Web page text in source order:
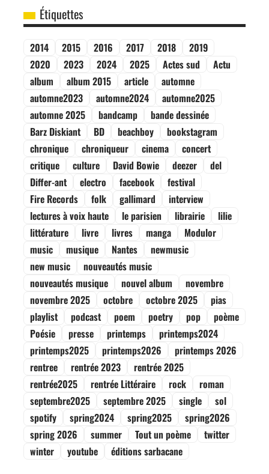
Étiquettes
2014 2015 2016 2017 2018
2019
2020
2023 2024 2025 Actes sud
Actu
album
album 2015 article
automne
automne2023
automne2024
automne2025
automne 2025
bandcamp
bande dessinée
Barz Diskiant
BD beachboy
bookstagram
chronique
chroniqueur cinema
concert
critique
culture David Bowie deezer
del
Differ-ant
electro facebook
festival
Fire Records
folk gallimard
interview
lectures à voix haute
le parisien librairie
lilie
littérature
livre livres manga
Modulor
music
musique Nantes
newmusic
new music
nouveautés music
nouveautés musique
nouvel album
novembre
novembre 2025
octobre octobre 2025
pias
playlist
podcast poem poetry pop
poème
Poésie
presse printemps
printemps2024
printemps2025
printemps2026
printemps 2026
rentree
rentrée 2023
rentrée 2025
rentrée2025
rentrée Littéraire rock
roman
septembre2025
septembre 2025 single
sol
spotify
spring2024 spring2025
spring2026
spring 2026
summer Tout un poème
twitter
winter
youtube éditions sarbacane